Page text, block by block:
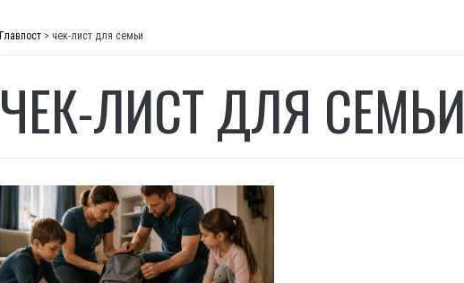
Главпост > чек-лист для семьи
ЧЕК-ЛИСТ ДЛЯ СЕМЬИ